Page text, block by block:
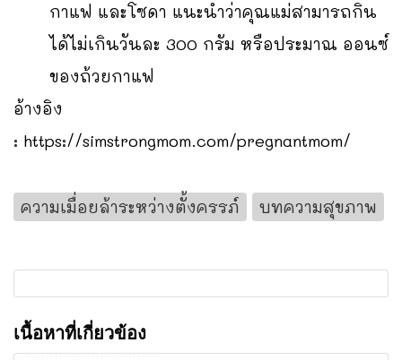
กาแฟ และโซดา แนะนำว่าคุณแม่สามารถกิน
ได้ไม่เกินวันละ 300 กรัม หรือประมาณ ออนซ์
ของถ้วยกาแฟ
อ้างอิง
: https://simstrongmom.com/pregnantmom/
ความเมื่อยล้าระหว่างตั้งครรภ์ บทความสุขภาพ
เนื้อหาที่เกี่ยวข้อง